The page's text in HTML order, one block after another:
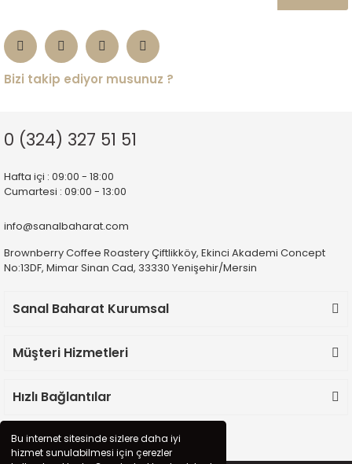
Bu internet sitesinde sizlere daha iyi
hizmet sunulabilmesi için çerezler
Bizi takip ediyor musunuz ?
0 (324) 327 51 51
Hafta içi : 09:00 - 18:00
Cumartesi : 09:00 - 13:00
info@sanalbaharat.com
Brownberry Coffee Roastery Çiftlikköy, Ekinci Akademi Concept
No:13DF, Mimar Sinan Cad, 33330 Yenişehir/Mersin
Sanal Baharat Kurumsal
Müşteri Hizmetleri
Hızlı Bağlantılar